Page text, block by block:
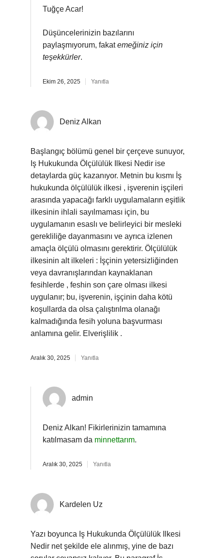
Tuğçe Acar!
Düşüncelerinizin bazılarını
paylaşmıyorum, fakatemeğiniz için
teşekkürler.
Ekim 26, 2025 Yanıtla
Deniz Alkan
Başlangıç bölümü genel bir çerçeve sunuyor,
Iş Hukukunda Ölçülülük Ilkesi Nedir ise
detaylarda güç kazanıyor. Metnin bu kısmı İş
hukukunda ölçülülük ilkesi , işverenin işçileri
arasında yapacağı farklı uygulamaların eşitlik
ilkesinin ihlali sayılmaması için, bu
uygulamanın esaslı ve belirleyici bir mesleki
gerekliliğe dayanmasını ve ayrıca izlenen
amaçla ölçülü olmasını gerektirir. Ölçülülük
ilkesinin alt ilkeleri : İşçinin yetersizliğinden
veya davranışlarından kaynaklanan
fesihlerde , feshin son çare olması ilkesi
uygulanır; bu, işverenin, işçinin daha kötü
koşullarda da olsa çalıştırılma olanağı
kalmadığında fesih yoluna başvurması
anlamına gelir. Elverişlilik .
Aralık 30, 2025 Yanıtla
admin
Deniz Alkan! Fikirlerinizin tamamına
katılmasam da minnettarım.
Aralık 30, 2025 Yanıtla
Kardelen Uz
Yazı boyunca Iş Hukukunda Ölçülülük Ilkesi
Nedir net şekilde ele alınmış, yine de bazı